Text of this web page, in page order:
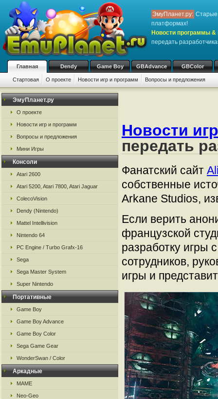
ЭмуПланет.ру: Старые
платформах!
Новости программы &
передать
Главная Dendy Game Boy GBAdvance GBColor
Стартовая О проекте Новости игр и программ Вопросы и предложения
ЭмуПланет.ру
О проекте
Новости игр и программ
Вопросы и предложения
Мини Игры
Консоли
Atari 2600
Atari 5200, Atari 7800, Atari Jaguar
ColecoVision
Dendy (Nintendo)
Mattel Intellivision
Nintendo 64
PC Engine / Turbo Grafx-16
Sega
Sega Master System
Super Nintendo
Портативные
Game Boy
Game Boy Advance
Game Boy Color
Sega Game Gear
WonderSwan / Color
Аркадные
MAME
Neo-Geo
Новости
передать
Фанатский сайт
собственные
Arkane Studios,
Если верить
французской
разработку игры
сотрудников,
игры и